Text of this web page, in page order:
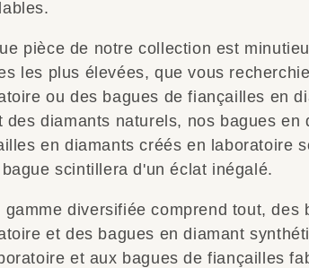
pièce de notre collection est
les plus élevées, que vous
ou des bagues de fiançailles en
des diamants naturels, nos bagues
en diamants créés en laboratoire
scintillera d'un éclat inégalé.
gamme diversifiée comprend tout, des
et des bagues en diamant
et aux bagues de fiançailles